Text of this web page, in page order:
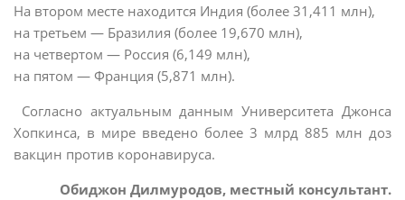
На втором месте находится Индия (более 31,411 млн),
на третьем — Бразилия (более 19,670 млн),
на четвертом — Россия (6,149 млн),
на пятом — Франция (5,871 млн).
Согласно актуальным данным Университета Джонса
Хопкинса, в мире введено более 3 млрд 885 млн доз
вакцин против коронавируса.
Обиджон Дилмуродов, местный консультант.